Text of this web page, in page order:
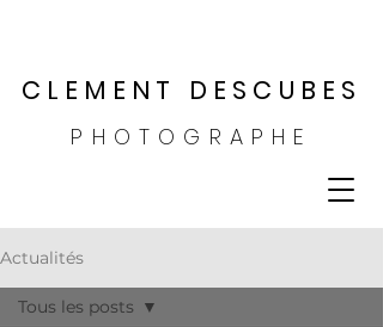
PHOTOGRAPHE
CLEMENT DESCUBES
Actualités
Tous les posts